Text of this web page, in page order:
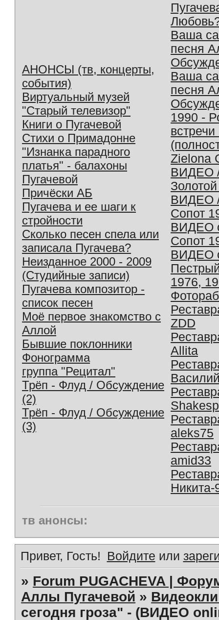
АНОНСЫ (тв, концерты,
события)
Виртуальный музей
"Старый телевизор"
Книги о Пугачевой
Стихи о Примадонне
"Изнанка парадного
платья" - балахоны
Пугачевой
Причёски АБ
Пугачева и ее шаги к
стройности
Сколько песен спела или
записала Пугачева?
Неизданное 2000 - 2009
(Студийные записи)
Пугачева композитор -
список песен
Моё первое знакомство с
Аллой
Бывшие поклонники
Фонограмма
группа "Рецитал"
Трёп - Флуд / Обсуждение
(2)
Трёп - Флуд / Обсуждение
(3)
Ваша
песня
Ваша
песня
1990 -
Zielona
ВИДЕО
ВИДЕО
Сопот
ВИДЕО
Сопот
ВИДЕО
1976,
ZDD
Allita
aleks75
amid33
Никита-
тв анонсы:
Привет, Гость! Войдите или
» Forum PUGACHEVA |
Аллы Пугачевой »
сегодня гроза" - (ВИДЕО